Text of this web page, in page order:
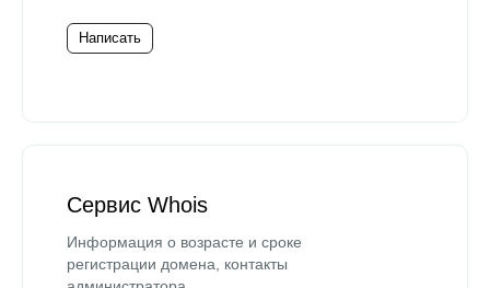
Написать
Сервис Whois
Информация о возрасте и сроке
регистрации домена, контакты